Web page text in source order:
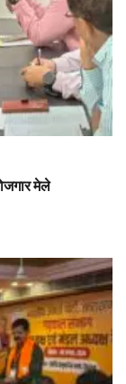
मेले